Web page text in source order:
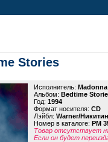
Stories
Исполнитель: Madonna
Альбом: Bedtime
Год: 1994
Формат носителя: CD
Лэйбл: Warner/Никитин
Номер в каталоге: PM
Товар отсутствует
Если он будет